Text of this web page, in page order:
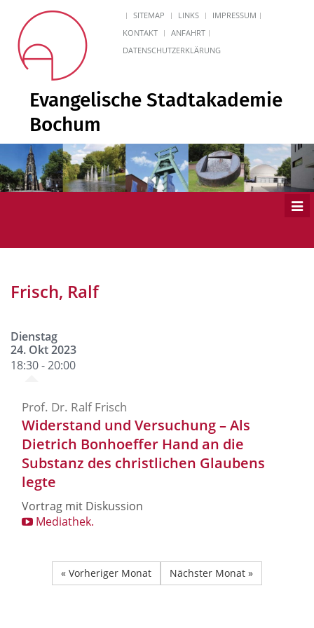
SITEMAP LINKS
IMPRESSUM
KONTAKT
ANFAHRT
DATENSCHUTZERKLÄRUNG
Evangelische Stadtakademie
Bochum
Frisch, Ralf
Dienstag
24. Okt 2023
18:30 - 20:00
Prof. Dr. Ralf Frisch
Widerstand und Versuchung – Als
Dietrich Bonhoeffer Hand an die
Substanz des christlichen Glaubens
legte
Vortrag mit Diskussion
Mediathek.
« Vorheriger Monat Nächster Monat »